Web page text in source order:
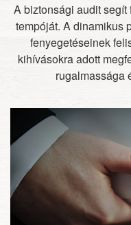
A biztonsági audit
tempóját. A dinamikus
fenyegetéseinek
kihívásokra adott
rugalmassága